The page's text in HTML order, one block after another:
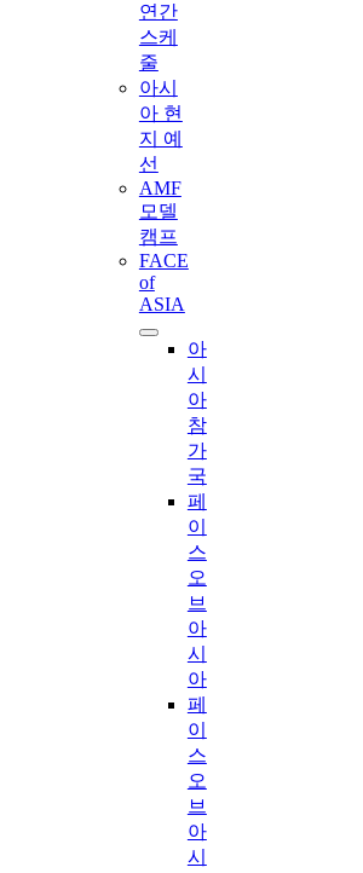
연간
스케
줄
아시
아 현
지 예
선
AMF
모델
캠프
FACE
of
ASIA
아
시
아
참
가
국
페
이
스
오
브
아
시
아
페
이
스
오
브
아
시